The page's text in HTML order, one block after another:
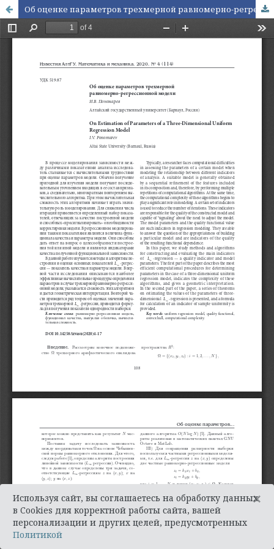
Об оценке параметров трехмерной равномерно-регрессионной модели
Используя сайт, вы соглашаетесь на обработку данных
в Cookies для корректной работы сайта, вашей
персонализации и других целей, предусмотренных
Политикой
×